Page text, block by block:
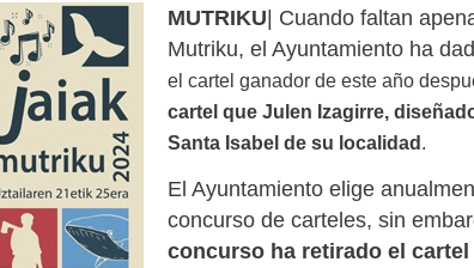
MUTRIKU| Cuando faltan
Mutriku, el Ayuntamiento ha
el cartel ganador de este año
cartel que Julen Izagirre,
Santa Isabel de su localidad .
El Ayuntamiento elige
concurso de carteles, sin
concurso ha retirado el